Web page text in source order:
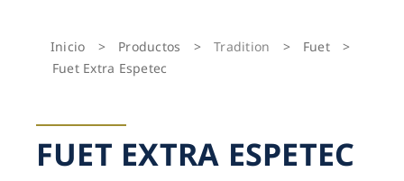
Inicio > Productos > Tradition > Fuet
>
Fuet Extra Espetec
FUET EXTRA ESPETEC